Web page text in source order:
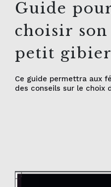
Guide
choisir
petit gibier
Ce guide permettra aux
des conseils sur le choix